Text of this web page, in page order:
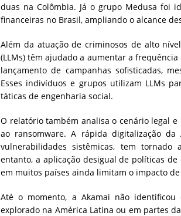
duas na Colômbia. Já o grupo Medusa foi
financeiras no Brasil, ampliando o alcance
Além da atuação de criminosos de alto
(LLMs) têm ajudado a aumentar a
lançamento de campanhas sofisticadas,
Esses indivíduos e grupos utilizam LLMs
táticas de engenharia social.
O relatório também analisa o cenário legal
ao ransomware. A rápida digitalização
vulnerabilidades sistêmicas, tem
entanto, a aplicação desigual de políticas
em muitos países ainda limitam o impacto
Até o momento, a Akamai não
explorado na América Latina ou em partes